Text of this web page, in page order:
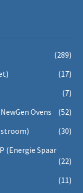
(289)
(17)
(7)
Ovens
(52)
(30)
(Energie Spaar
(22)
(11)